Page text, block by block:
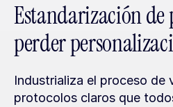
Estandarización de
perder
Industrializa el proceso de
protocolos claros que